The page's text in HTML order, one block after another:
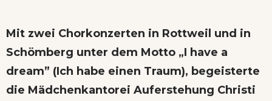
Mit zwei Chorkonzerten in Rottweil und in
Schömberg unter dem Motto „I have a
dream” (Ich habe einen Traum), begeisterte
die Mädchenkantorei Auferstehung Christi